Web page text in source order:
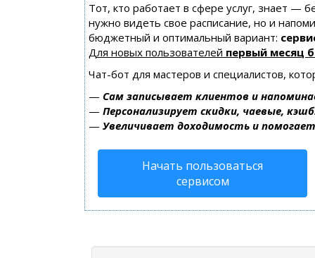
Тот, кто работает в сфере услуг, знает —
нужно видеть свое расписание, но и
бюджетный и оптимальный вариант:
Для новых пользователей первый месяц
Чат-бот для мастеров и специалистов,
— Сам записывает клиентов и
— Персонализирует скидки, чаевые,
— Увеличивает доходимость и
Начать пользоваться
сервисом